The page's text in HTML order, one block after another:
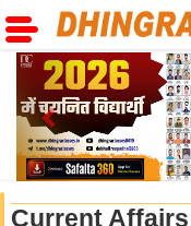
Previous
Current Affairs